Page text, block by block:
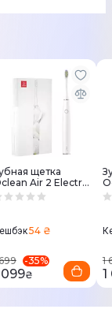
щетка
Air 2 Electric
White
54 ₴
-35%
099₴
1